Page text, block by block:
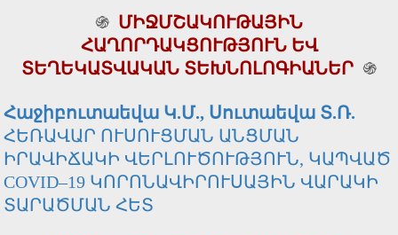
֍ ՄԻՋՄՇԱԿՈՒԹԱՅԻՆ
ՀԱՂՈՐԴԱԿՑՈՒԹՅՈՒՆ ԵՎ
ՏԵՂԵԿԱՏՎԱԿԱՆ ՏԵԽՆՈԼՈԳԻԱՆԵՐ ֍
Հաջիբուտաեվա Կ.Մ., Սուտաեվա Տ.Ռ.
ՀԵՌԱՎԱՐ ՈՒՍՈՒՑՄԱՆ ԱՆՑՄԱՆ
ԻՐԱՎԻՃԱԿԻ ՎԵՐԼՈՒԾՈՒԹՅՈՒՆ, ԿԱՊՎԱԾ
COVID–19 ԿՈՐՈՆԱՎԻՐՈՒՍԱՅԻՆ ՎԱՐԱԿԻ
ՏԱՐԱԾՄԱՆ ՀԵՏ